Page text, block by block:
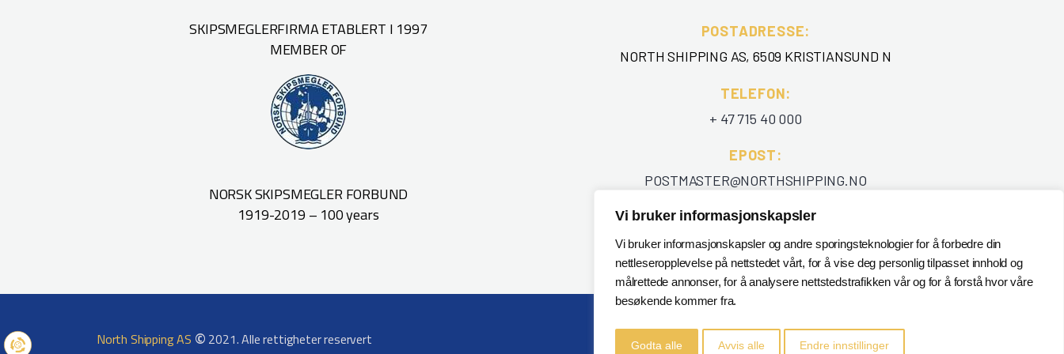
Vi bruker informasjonskapsler
Vi bruker informasjonskapsler og andre sporingsteknologier for å forbedre din
nettleseropplevelse på nettstedet vårt, for å vise deg personlig tilpasset innhold og
målrettede annonser, for å analysere nettstedstrafikken vår og for å forstå hvor våre
besøkende kommer fra.
Godta alle Avvis alle Endre innstillinger
SKIPSMEGLERFIRMA ETABLERT I 1997
MEMBER OF
NORSK SKIPSMEGLER FORBUND
1919-2019 – 100 years
POSTADRESSE:
NORTH SHIPPING AS, 6509 KRISTIANSUND N
TELEFON:
+ 47 715 40 000
EPOST:
POSTMASTER@NORTHSHIPPING.NO
North Shipping AS © 2021. Alle rettigheter reservert